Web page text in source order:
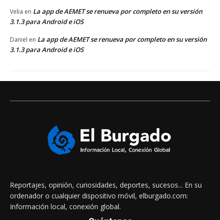
Velia en La app de AEMET se renueva por completo en su versión
3.1.3 para Android e iOS
Daniel en La app de AEMET se renueva por completo en su versión
3.1.3 para Android e iOS
Reportajes, opinión, curiosidades, deportes, sucesos... En su
ordenador o cualquier dispositivo móvil, elburgado.com:
Información local, conexión global.